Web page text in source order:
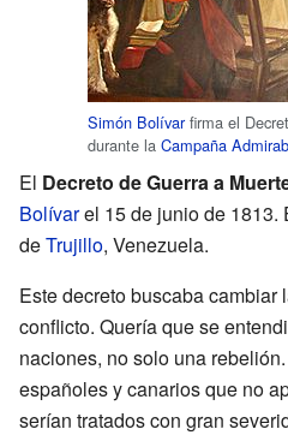
Simón Bolívarfirma el
durante la Campaña
El Decreto de Guerra a
Bolívarel 15 de junio de 1813.
deTrujillo, Venezuela.
Este decreto buscaba cambiar
conflicto. Quería que se
naciones, no solo una
españoles y canarios que no
serían tratados con gran